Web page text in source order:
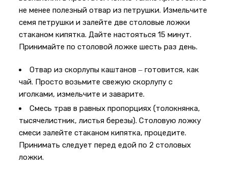
не менее полезный отвар из петрушки. Измельчите
семя петрушки и залейте две столовые ложки
стаканом кипятка. Дайте настояться 15 минут.
Принимайте по столовой ложке шесть раз день.
Отвар из скорлупы каштанов ‒ готовится, как
чай. Просто возьмите свежую скорлупу с
иголками, измельчите и заварите.
Смесь трав в равных пропорциях (толокнянка,
тысячелистник, листья березы). Столовую ложку
смеси залейте стаканом кипятка, процедите.
Принимать следует перед едой по 2 столовых
ложки.